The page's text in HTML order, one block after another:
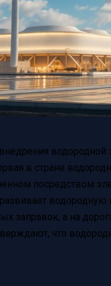
водородной
в стране
посредством
водородную
заправок, а на
что